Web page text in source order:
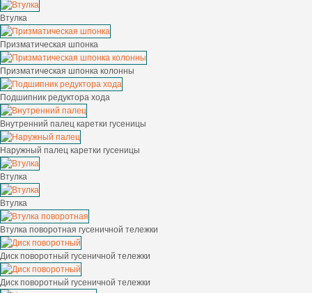
Втулка
Призматическая шпонка
Призматическая шпонка колонны
Подшипник редуктора хода
Внутренний палец каретки гусеницы
Наружный палец каретки гусеницы
Втулка
Втулка
Втулка поворотная гусеничной тележки
Диск поворотный гусеничной тележки
Диск поворотный гусеничной тележки